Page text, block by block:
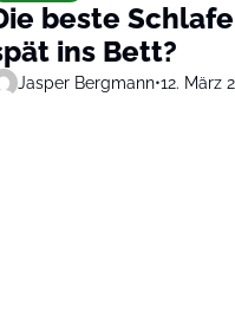
beste
ins Bett?
Jasper Bergmann•12. März